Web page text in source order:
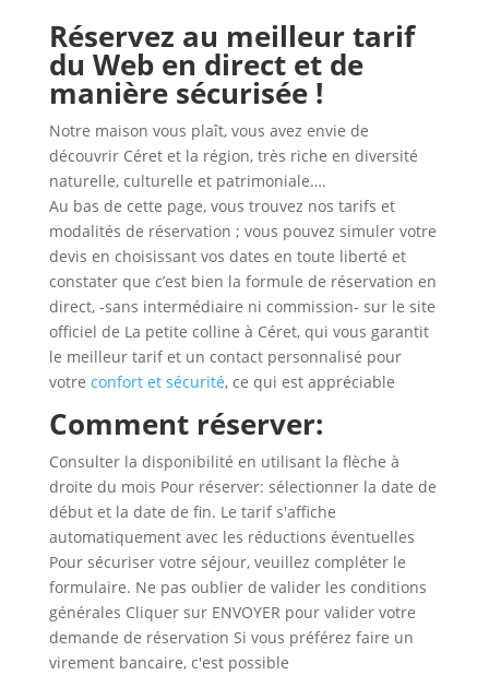
Réservez au meilleur tarif
du Web en direct et de
manière sécurisée !
Notre maison vous plaît, vous avez envie de
découvrir Céret et la région, très riche en diversité
naturelle, culturelle et patrimoniale….
Au bas de cette page, vous trouvez nos tarifs et
modalités de réservation ; vous pouvez simuler votre
devis en choisissant vos dates en toute liberté et
constater que c’est bien la formule de réservation en
direct, -sans intermédiaire ni commission- sur le site
officiel de La petite colline à Céret, qui vous garantit
le meilleur tarif et un contact personnalisé pour
votre confort et sécurité, ce qui est appréciable
Comment réserver:
Consulter la disponibilité en utilisant la flèche à
droite du mois Pour réserver: sélectionner la date de
début et la date de fin. Le tarif s'affiche
automatiquement avec les réductions éventuelles
Pour sécuriser votre séjour, veuillez compléter le
formulaire. Ne pas oublier de valider les conditions
générales Cliquer sur ENVOYER pour valider votre
demande de réservation Si vous préférez faire un
virement bancaire, c'est possible